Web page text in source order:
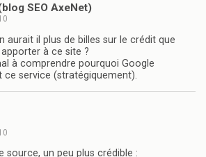
SEO AxeNet)
aurait il plus de billes sur le crédit que
apporter à ce site ?
à comprendre pourquoi Google
ce service (stratégiquement).
source, un peu plus crédible :